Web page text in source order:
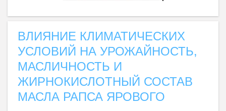
ВЛИЯНИЕ КЛИМАТИЧЕСКИХ
УСЛОВИЙ НА УРОЖАЙНОСТЬ,
МАСЛИЧНОСТЬ И
ЖИРНОКИСЛОТНЫЙ СОСТАВ
МАСЛА РАПСА ЯРОВОГО